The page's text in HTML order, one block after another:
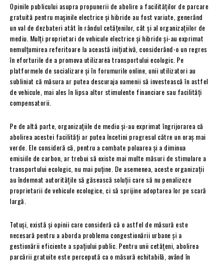
Opinile publicului asupra propunerii de abolire a facilităților de parcare
gratuită pentru mașinile electrice și hibride au fost variate, generând
un val de dezbateri atât în rândul cetățenilor, cât și al organizațiilor de
mediu. Mulți proprietari de vehicule electrice și hibride și-au exprimat
nemulțumirea referitoare la această inițiativă, considerând-o un regres
în eforturile de a promova utilizarea transportului ecologic. Pe
platformele de socializare și în forumurile online, unii utilizatori au
subliniat că măsura ar putea descuraja oamenii să investească în astfel
de vehicule, mai ales în lipsa altor stimulente financiare sau facilități
compensatorii.
Pe de altă parte, organizațiile de mediu și-au exprimat îngrijorarea că
abolirea acestei facilități ar putea încetini progresul către un oraș mai
verde. Ele consideră că, pentru a combate poluarea și a diminua
emisiile de carbon, ar trebui să existe mai multe măsuri de stimulare a
transportului ecologic, nu mai puține. De asemenea, aceste organizații
au îndemnat autoritățile să găsească soluții care să nu penalizeze
proprietarii de vehicule ecologice, ci să sprijine adoptarea lor pe scară
largă.
Totuși, există și opinii care consideră că o astfel de măsură este
necesară pentru a aborda problema congestionării urbane și a
gestionării eficiente a spațiului public. Pentru unii cetățeni, abolirea
parcării gratuite este percepută ca o măsură echitabilă, având în